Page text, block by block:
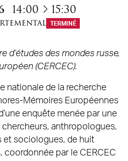
14:00 à15:30
TERMINÉ
d’études des mondes russe,
(CERCEC).
nationale de la recherche
Mémoires Européennes
enquête menée par une
anthropologues,
et sociologues, de huit
coordonnée par le CERCEC